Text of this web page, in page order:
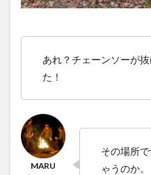
あれ？チェーンソーが
た！
その場所
ゃうのか。